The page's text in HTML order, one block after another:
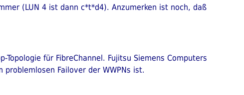
(LUN 4 ist dann c*t*d4). Anzumerken ist noch, daß
für FibreChannel. Fujitsu Siemens Computers
Failover der WWPNs ist.